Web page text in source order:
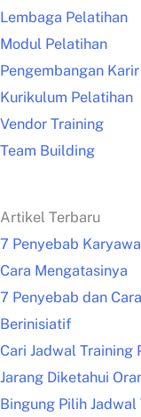
Lembaga Pelatihan
Modul Pelatihan
Pengembangan Karir
Kurikulum Pelatihan
Vendor Training
Team Building
Artikel Terbaru
7 Penyebab
Cara Mengatasinya
7 Penyebab dan
Berinisiatif
Cari Jadwal Training
Jarang Diketahui
Bingung Pilih